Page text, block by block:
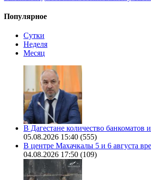
Популярное
Сутки
Неделя
Месяц
В Дагестане количество банкоматов
05.08.2026 15:40 (555)
В центре Махачкалы 5 и 6 августа
04.08.2026 17:50 (109)